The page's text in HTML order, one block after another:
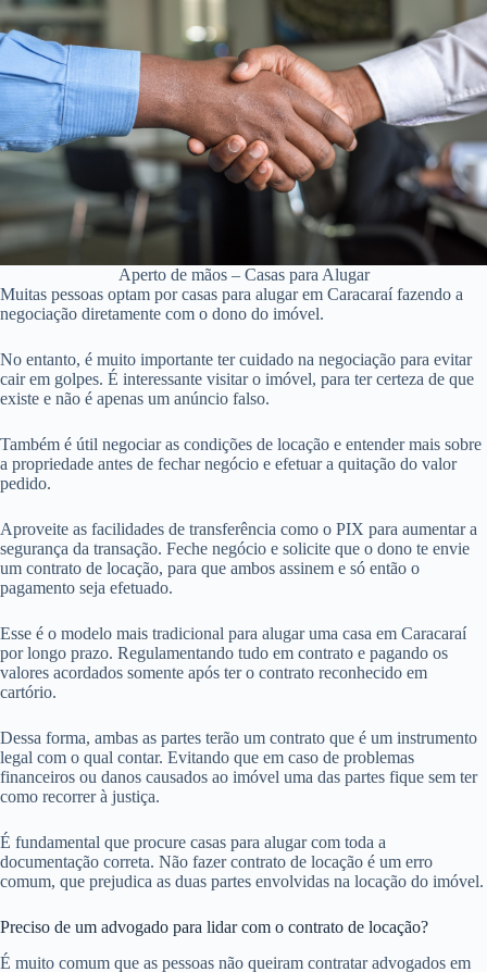
Aperto de mãos – Casas para Alugar
Muitas pessoas optam por casas para alugar em Caracaraí fazendo a
negociação diretamente com o dono do imóvel.
No entanto, é muito importante ter cuidado na negociação para evitar
cair em golpes. É interessante visitar o imóvel, para ter certeza de que
existe e não é apenas um anúncio falso.
Também é útil negociar as condições de locação e entender mais sobre
a propriedade antes de fechar negócio e efetuar a quitação do valor
pedido.
Aproveite as facilidades de transferência como o PIX para aumentar a
segurança da transação. Feche negócio e solicite que o dono te envie
um contrato de locação, para que ambos assinem e só então o
pagamento seja efetuado.
Esse é o modelo mais tradicional para alugar uma casa em Caracaraí
por longo prazo. Regulamentando tudo em contrato e pagando os
valores acordados somente após ter o contrato reconhecido em
cartório.
Dessa forma, ambas as partes terão um contrato que é um instrumento
legal com o qual contar. Evitando que em caso de problemas
financeiros ou danos causados ao imóvel uma das partes fique sem ter
como recorrer à justiça.
É fundamental que procure casas para alugar com toda a
documentação correta. Não fazer contrato de locação é um erro
comum, que prejudica as duas partes envolvidas na locação do imóvel.
Preciso de um advogado para lidar com o contrato de locação?
É muito comum que as pessoas não queiram contratar advogados em